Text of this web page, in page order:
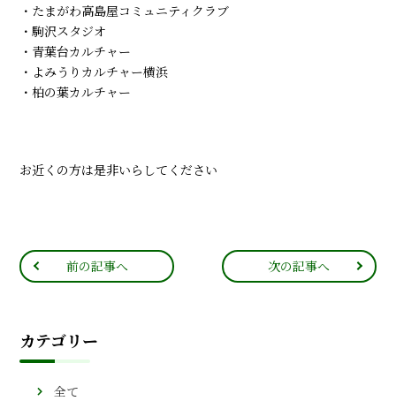
・たまがわ高島屋コミュニティクラブ
・駒沢スタジオ
・青葉台カルチャー
・よみうりカルチャー横浜
・柏の葉カルチャー
お近くの方は是非いらしてください
前の記事へ 次の記事へ
カテゴリー
全て